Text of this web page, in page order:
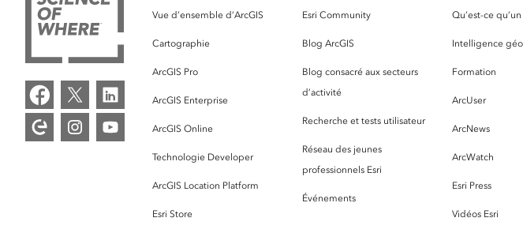
Vue d’ensemble d’ArcGIS
Cartographie
ArcGIS Pro
ArcGIS Enterprise
ArcGIS Online
Technologie Developer
ArcGIS Location Platform
Esri Store
Esri Community
Blog ArcGIS
Blog consacré aux secteurs
d’activité
Recherche et tests utilisateur
Réseau des jeunes
professionnels Esri
Événements
Qu’est-ce qu’un
Intelligence
Formation
ArcUser
ArcNews
ArcWatch
Esri Press
Vidéos Esri